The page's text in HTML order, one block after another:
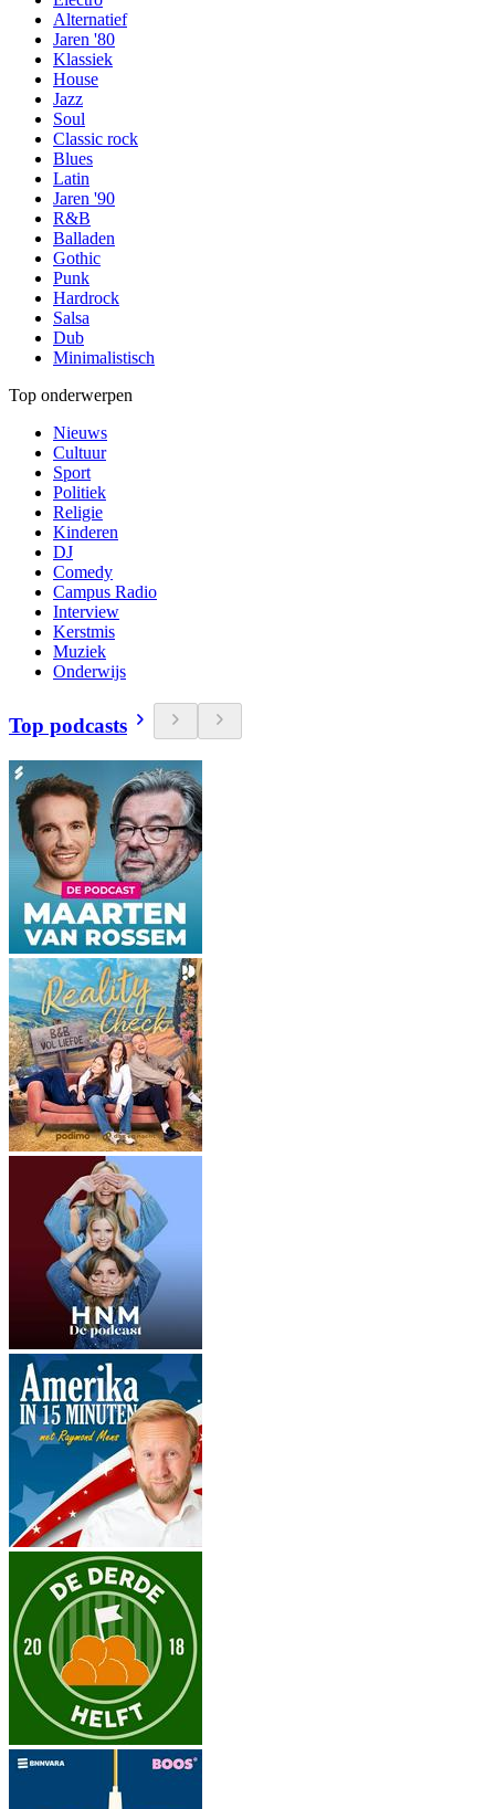
Alternatief
Jaren '80
Klassiek
House
Jazz
Soul
Classic rock
Blues
Latin
Jaren '90
R&B
Balladen
Gothic
Punk
Hardrock
Salsa
Dub
Minimalistisch
Top onderwerpen
Nieuws
Cultuur
Sport
Politiek
Religie
Kinderen
DJ
Comedy
Campus Radio
Interview
Kerstmis
Muziek
Onderwijs
Top podcasts